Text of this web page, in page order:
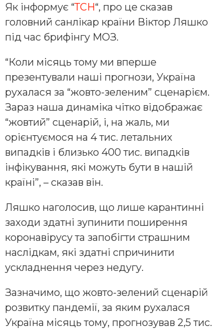
Як інформує “ТСН“, про це сказав
головний санлікар країни Віктор Ляшко
під час брифінгу МОЗ.
“Коли місяць тому ми вперше
презентували наші прогнози, Україна
рухалася за “жовто-зеленим” сценарієм.
Зараз наша динаміка чітко відображає
“жовтий” сценарій, і, на жаль, ми
орієнтуємося на 4 тис. летальних
випадків і близько 400 тис. випадків
інфікування, які можуть бути в нашій
країні”, – сказав він.
Ляшко наголосив, що лише карантинні
заходи здатні зупинити поширення
коронавірусу та запобігти страшним
наслідкам, які здатні спричинити
ускладнення через недугу.
Зазначимо, що жовто-зелений сценарій
розвитку пандемії, за яким рухалася
Україна місяць тому, прогнозував 2,5 тис.